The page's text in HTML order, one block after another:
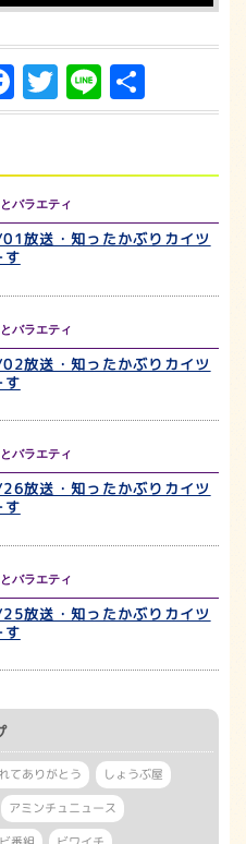
Facebook
Twitter
Line
有
バラエティ
放送・知ったかぶりカイツ
す
バラエティ
放送・知ったかぶりカイツ
す
バラエティ
放送・知ったかぶりカイツ
す
バラエティ
放送・知ったかぶりカイツ
す
てありがとう
しょうぶ屋
アミンチュニュース